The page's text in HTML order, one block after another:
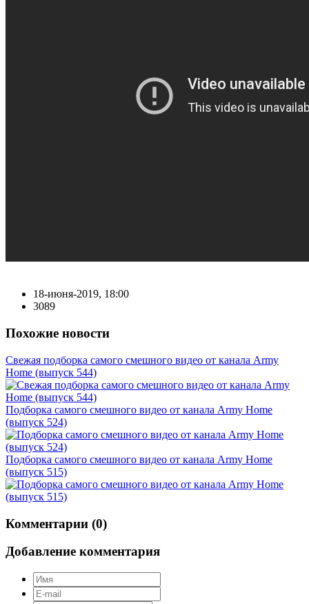
18-июня-2019, 18:00
3089
Похожие новости
Свежая подборка самого смешного видео от канала Army
Home (выпуск 544)
Подборка самого смешного видео от канала Army Home
(выпуск 524)
Подборка самого смешного видео от канала Army Home
(выпуск 515)
Комментарии (0)
Добавление комментария